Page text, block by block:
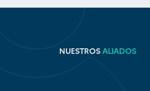
NUESTROS ALIADOS